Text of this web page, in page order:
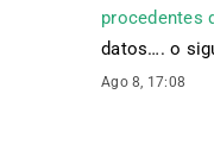
procedentes
datos…. o
Ago 8, 17:08